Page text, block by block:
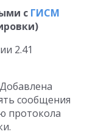
с ГИСМ
2.41
сообщения
протокола